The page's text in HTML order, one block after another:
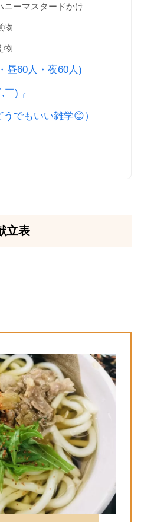
ニーマスタードかけ
物
物
昼60人・夜60人)
￣)╭
でもいい雑学😊）
立表